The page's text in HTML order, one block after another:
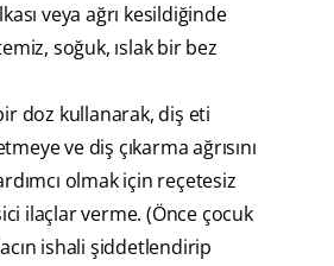
veya ağrı kesildiğinde
soğuk, ıslak bir bez
doz kullanarak, diş eti
ve diş çıkarma ağrısını
olmak için reçetesiz
ilaçlar verme. (Önce çocuk
ishali şiddetlendirip